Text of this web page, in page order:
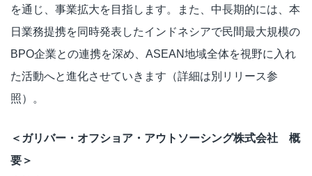
を通じ、事業拡大を目指します。また、中長期的には、本
日業務提携を同時発表したインドネシアで民間最大規模の
BPO企業との連携を深め、ASEAN地域全体を視野に入れ
た活動へと進化させていきます（詳細は別リリース参
照）。
＜ガリバー・オフショア・アウトソーシング株式会社 概
要＞